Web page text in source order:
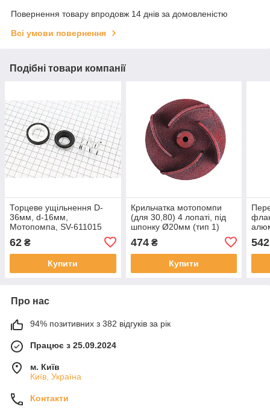
Повернення товару впродовж 14 днів за домовленістю
Всі умови повернення
Подібні товари компанії
Торцеве ущільнення D-
36мм, d-16мм,
Мотопомпа, SV-611015
62 ₴
Купити
Крильчатка мотопомпи
(для 30,80) 4 лопаті, під
шпонку Ø20мм (тип 1)
474₴
Купити
542
Про нас
94% позитивних з 382 відгуків за рік
Працює з 25.09.2024
м. Київ
Київ, Україна
Контакти